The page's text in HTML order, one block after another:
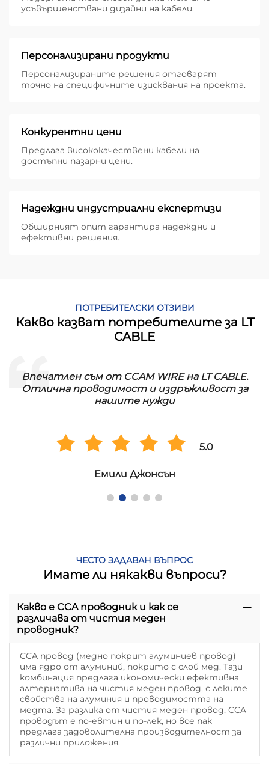
усъвършенствани дизайни на кабели.
Персонализирани продукти
Персонализираните решения отговарят
точно на специфичните изисквания на проекта.
Конкурентни цени
Предлага висококачествени кабели на
достъпни пазарни цени.
Надеждни индустриални експертизи
Обширният опит гарантира надеждни и
ефективни решения.
ПОТРЕБИТЕЛСКИ ОТЗИВИ
Какво казват потребителите за LT
CABLE
Впечатлен съм от CCAM WIRE на LT CABLE.
Отлична проводимост и издръжливост за
нашите нужди
5.0
Емили Джонсън
ЧЕСТО ЗАДАВАН ВЪПРОС
Имате ли някакви въпроси?
Какво е CCA проводник и как се
различава от чистия меден
проводник?
CCA провод (медно покрит алуминиев провод)
има ядро от алуминий, покрито с слой мед. Тази
комбинация предлага икономически ефективна
алтернатива на чистия меден провод, с леките
свойства на алуминия и проводимостта на
медта. За разлика от чистия меден провод, CCA
проводът е по-евтин и по-лек, но все пак
предлага задоволителна производителност за
различни приложения.